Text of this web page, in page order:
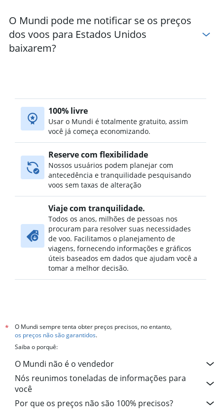
Voos para: Portland
Voos para: Nashville
Voos para: Houston-William P. Hobby
Voos para: Baltimore
Voos para: Nova Orleans
Voos para: Cleveland
Voos para: Indianápolis
Voos para: Pittsburgh
Voos para: Reagan-National
Voos para: Columbus
Voos para: Cidade do Kansas
Voos para: Fort Myers
Voos para: San Antonio
Voos para: Jacksonville
Voos para: Charleston
Voos para: Buffalo
Voos para: Ontário
Voos para: Milwaukee
Voos para: Richmond
Voos para: Kahului
Voos para: Providence
O Mundi pode me notificar se os preços
dos voos para Estados Unidos
baixarem?
100% livre
Usar o Mundi é totalmente gratuito, assim
você já começa economizando.
Reserve com flexibilidade
Nossos usuários podem planejar com
antecedência e tranquilidade pesquisando
voos sem taxas de alteração
Viaje com tranquilidade.
Todos os anos, milhões de pessoas nos
procuram para resolver suas necessidades
de voo. Facilitamos o planejamento de
viagens, fornecendo informações e gráficos
úteis baseados em dados que ajudam você a
tomar a melhor decisão.
*
O Mundi sempre tenta obter preços precisos, no entanto,
os preços não são garantidos.
Saiba o porquê:
O Mundi não é o vendedor
Nós reunimos toneladas de informações para
você
Por que os preços não são 100% precisos?